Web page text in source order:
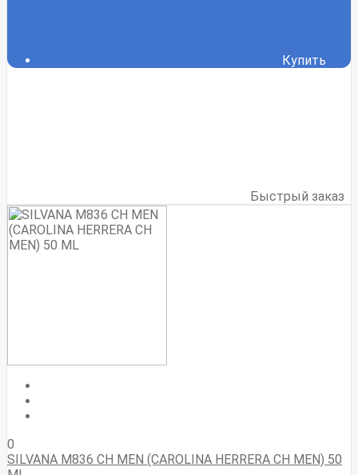
Купить
Быстрый заказ
0
SILVANA M836 CH MEN (CAROLINA HERRERA CH MEN) 50